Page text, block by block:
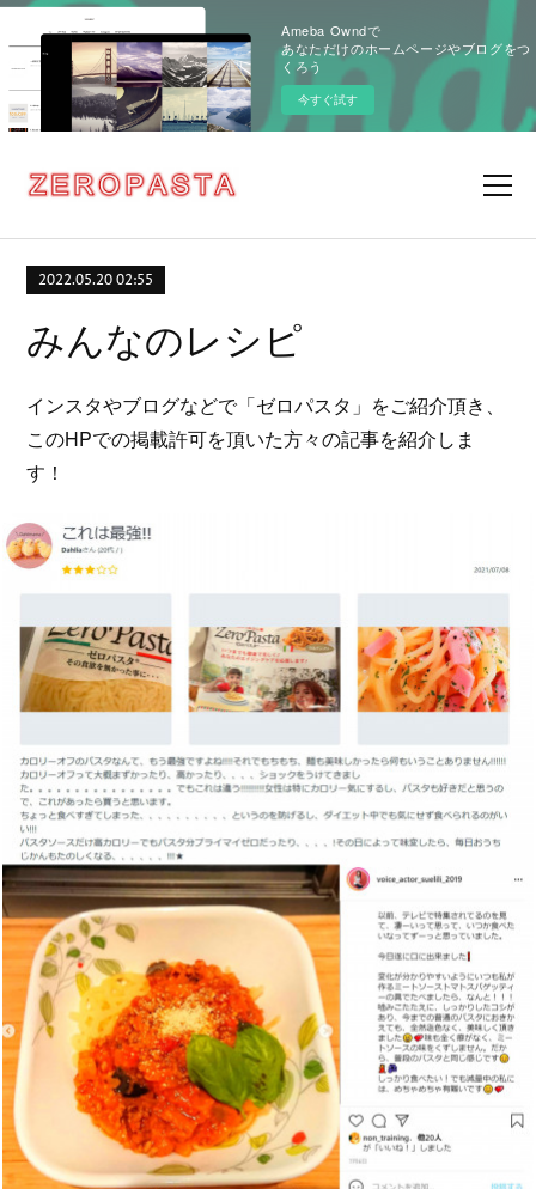
Ameba Owndで
あなただけのホームページやブログをつ
くろう
今すぐ試す
2022.05.20 02:55
みんなのレシピ
インスタやブログなどで「ゼロパスタ」をご紹介頂き、
このHPでの掲載許可を頂いた方々の記事を紹介しま
す！